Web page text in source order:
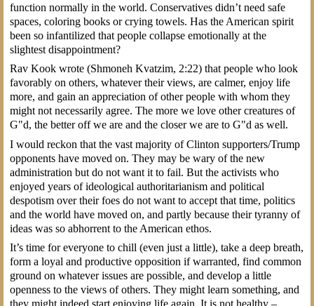
function normally in the world. Conservatives didn’t need safe
spaces, coloring books or crying towels. Has the American spirit
been so infantilized that people collapse emotionally at the
slightest disappointment?
Rav Kook wrote (Shmoneh Kvatzim, 2:22) that people who look
favorably on others, whatever their views, are calmer, enjoy life
more, and gain an appreciation of other people with whom they
might not necessarily agree. The more we love other creatures of
G"d, the better off we are and the closer we are to G"d as well.
I would reckon that the vast majority of Clinton supporters/Trump
opponents have moved on. They may be wary of the new
administration but do not want it to fail. But the activists who
enjoyed years of ideological authoritarianism and political
despotism over their foes do not want to accept that time, politics
and the world have moved on, and partly because their tyranny of
ideas was so abhorrent to the American ethos.
It’s time for everyone to chill (even just a little), take a deep breath,
form a loyal and productive opposition if warranted, find common
ground on whatever issues are possible, and develop a little
openness to the views of others. They might learn something, and
they might indeed start enjoying life again. It is not healthy –